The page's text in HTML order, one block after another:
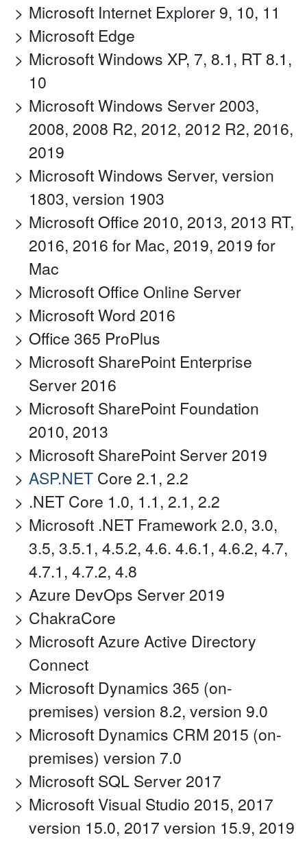
Microsoft Internet Explorer 9, 10, 11
Microsoft Edge
Microsoft Windows XP, 7, 8.1, RT 8.1,
10
Microsoft Windows Server 2003,
2008, 2008 R2, 2012, 2012 R2, 2016,
2019
Microsoft Windows Server, version
1803, version 1903
Microsoft Office 2010, 2013, 2013 RT,
2016, 2016 for Mac, 2019, 2019 for
Mac
Microsoft Office Online Server
Microsoft Word 2016
Office 365 ProPlus
Microsoft SharePoint Enterprise
Server 2016
Microsoft SharePoint Foundation
2010, 2013
Microsoft SharePoint Server 2019
ASP.NET Core 2.1, 2.2
.NET Core 1.0, 1.1, 2.1, 2.2
Microsoft .NET Framework 2.0, 3.0,
3.5, 3.5.1, 4.5.2, 4.6. 4.6.1, 4.6.2, 4.7,
4.7.1, 4.7.2, 4.8
Azure DevOps Server 2019
ChakraCore
Microsoft Azure Active Directory
Connect
Microsoft Dynamics 365 (on-
premises) version 8.2, version 9.0
Microsoft Dynamics CRM 2015 (on-
premises) version 7.0
Microsoft SQL Server 2017
Microsoft Visual Studio 2015, 2017
version 15.0, 2017 version 15.9, 2019